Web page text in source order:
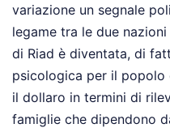
variazione un segnale
legame tra le due
di Riad è diventata, di
psicologica per il popolo
il dollaro in termini di
famiglie che dipendono